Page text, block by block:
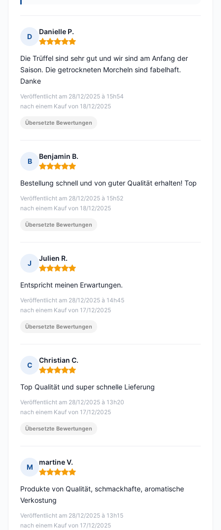
D
Danielle P.
Hinweis: 5 von 5
Veröffentlicht am 28/12/2025 à 15h54
nach einem Kauf von 18/12/2025
Die Trüffel sind sehr gut und wir sind am Anfang der
Saison. Die getrockneten Morcheln sind fabelhaft.
Danke
Übersetzte Bewertungen
B
Benjamin B.
Hinweis: 5 von 5
Veröffentlicht am 28/12/2025 à 15h52
nach einem Kauf von 18/12/2025
Bestellung schnell und von guter Qualität erhalten! Top
Übersetzte Bewertungen
J
Julien R.
Hinweis: 5 von 5
Veröffentlicht am 28/12/2025 à 14h45
nach einem Kauf von 17/12/2025
Entspricht meinen Erwartungen.
Übersetzte Bewertungen
C
Christian C.
Hinweis: 5 von 5
Veröffentlicht am 28/12/2025 à 13h20
nach einem Kauf von 17/12/2025
Top Qualität und super schnelle Lieferung
Übersetzte Bewertungen
M
martine V.
Hinweis: 5 von 5
Veröffentlicht am 28/12/2025 à 13h15
nach einem Kauf von 17/12/2025
Produkte von Qualität, schmackhafte, aromatische
Verkostung